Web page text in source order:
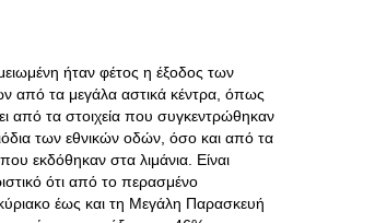
ήταν φέτος η έξοδος των
από τα μεγάλα αστικά κέντρα, όπως
από τα στοιχεία που συγκεντρώθηκαν
των εθνικών οδών, όσο και από τα
που εκδόθηκαν στα λιμάνια. Είναι
ότι από το περασμένο
έως και τη Μεγάλη Παρασκευή